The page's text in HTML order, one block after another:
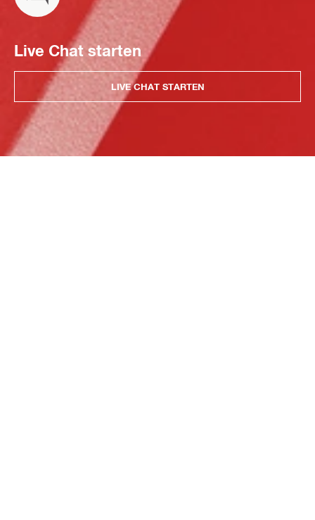
Live Chat starten
LIVE CHAT STARTEN